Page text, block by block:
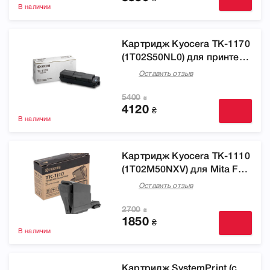
В наличии
Картридж Kyocera TK-1170
(1T02S50NL0) для принтера
M2040dn, M2540dn,
Оставить отзыв
5400 ₴
4120 ₴
В наличии
Картридж Kyocera TK-1110
(1T02M50NXV) для Mita FS
1020MFP/1040/1120MFP
1040/FS-1120MFP
Оставить отзыв
2700 ₴
1850 ₴
В наличии